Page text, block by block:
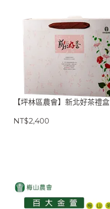
【坪林區農會】新北好茶禮盒
NT$2,400